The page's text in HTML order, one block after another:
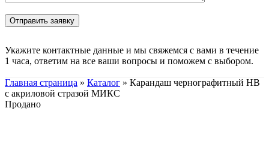
Укажите контактные данные и мы свяжемся с вами в течение
1 часа, ответим на все ваши вопросы и поможем с выбором.
Главная страница » Каталог » Карандаш чернографитный НВ
с акриловой стразой МИКС
Продано